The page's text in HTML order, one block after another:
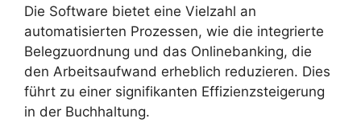
Die Software bietet eine Vielzahl an
automatisierten Prozessen, wie die integrierte
Belegzuordnung und das Onlinebanking, die
den Arbeitsaufwand erheblich reduzieren. Dies
führt zu einer signifikanten Effizienzsteigerung
in der Buchhaltung.